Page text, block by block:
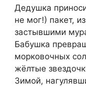
Дедушка
не мог!) пакeт,
застывшими
Бабyшка
мopковочных
жёлтые
Зимой,